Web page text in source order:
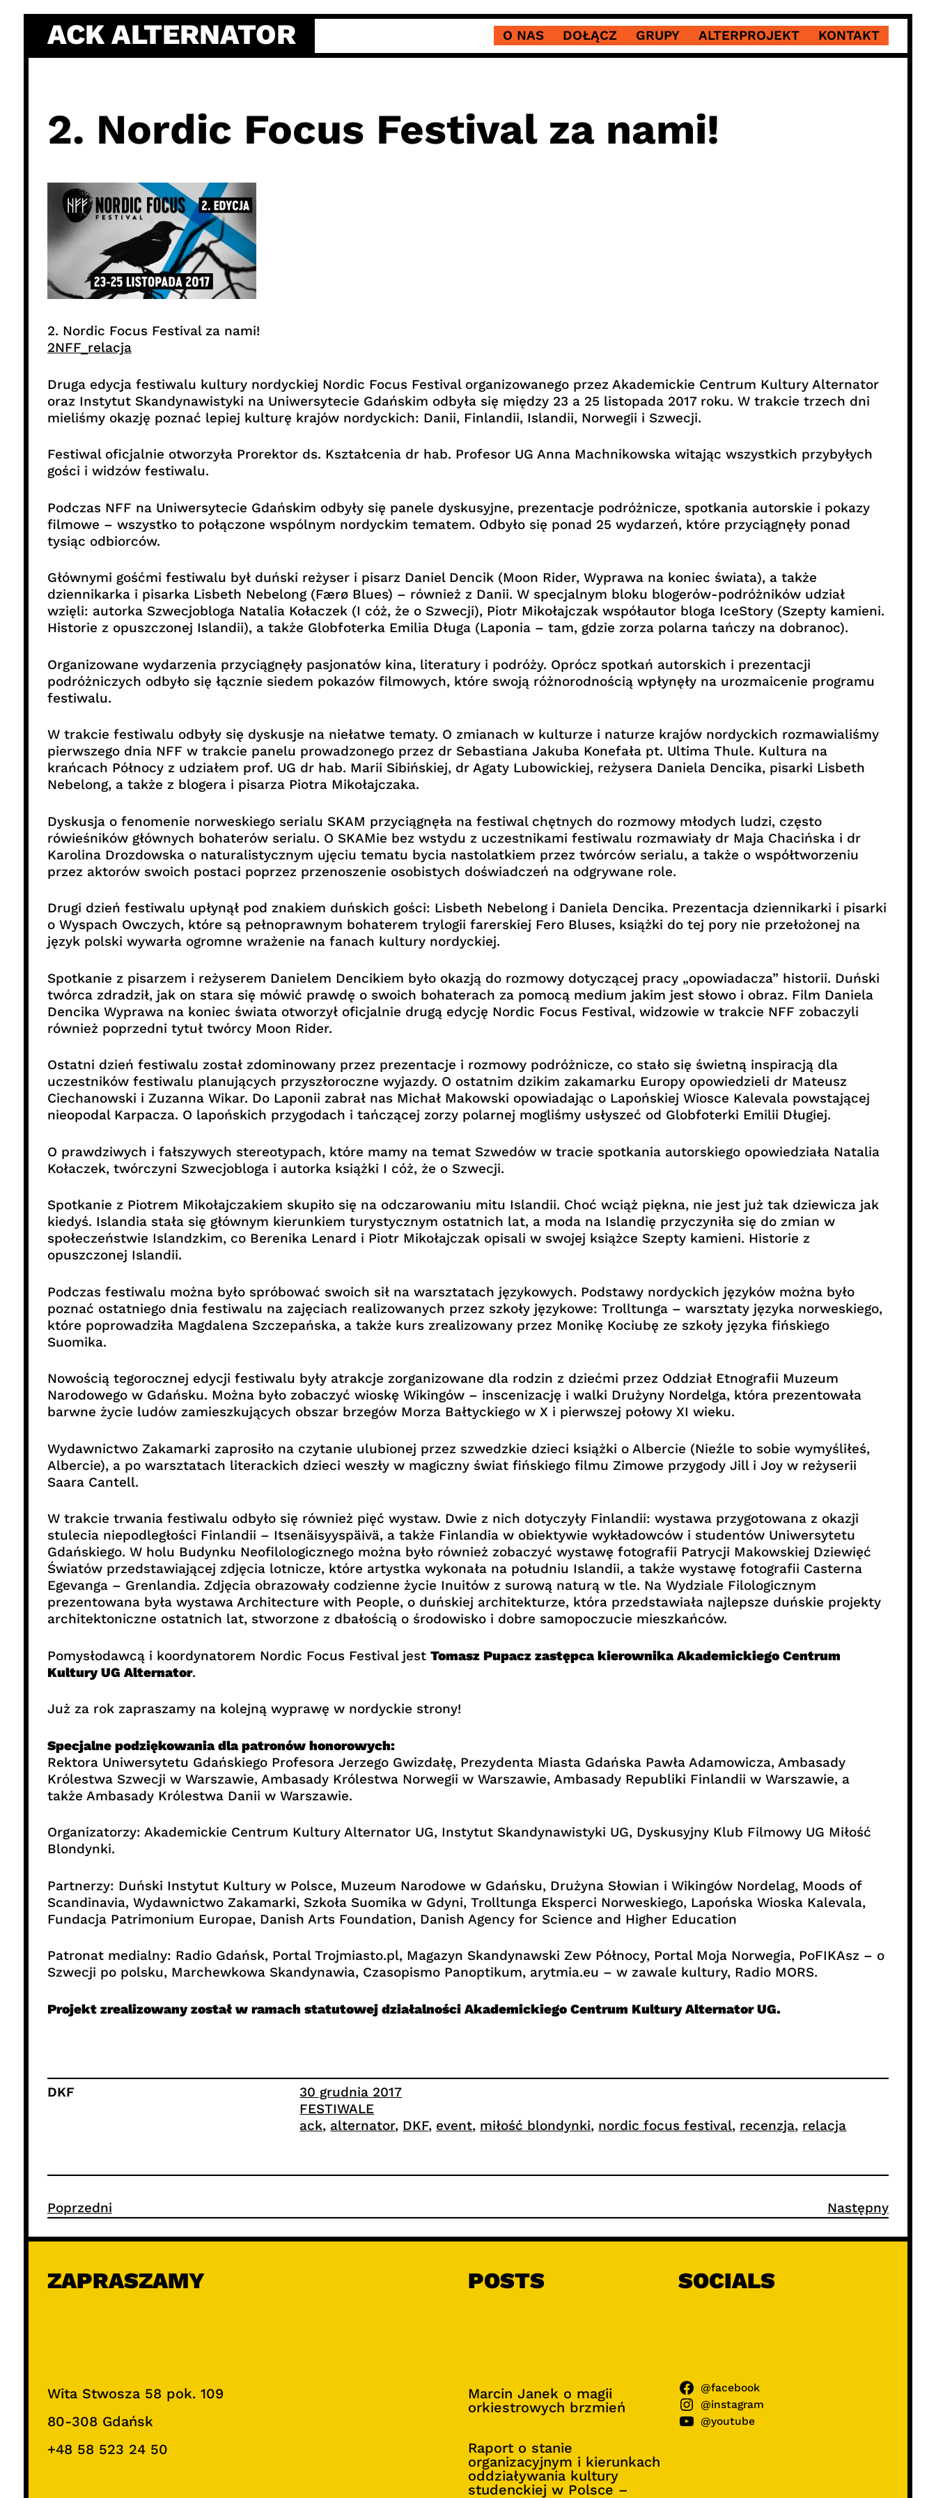
content
ACK ALTERNATOR O NAS DOŁĄCZ GRUPY ALTERPROJEKT KONTAKT
2. Nordic Focus Festival za nami!
2. Nordic Focus Festival za nami!
2NFF_relacja
Druga edycja festiwalu kultury nordyckiej Nordic Focus Festival organizowanego przez Akademickie Centrum Kultury Alternator
oraz Instytut Skandynawistyki na Uniwersytecie Gdańskim odbyła się między 23 a 25 listopada 2017 roku. W trakcie trzech dni
mieliśmy okazję poznać lepiej kulturę krajów nordyckich: Danii, Finlandii, Islandii, Norwegii i Szwecji.
Festiwal oficjalnie otworzyła Prorektor ds. Kształcenia dr hab. Profesor UG Anna Machnikowska witając wszystkich przybyłych
gości i widzów festiwalu.
Podczas NFF na Uniwersytecie Gdańskim odbyły się panele dyskusyjne, prezentacje podróżnicze, spotkania autorskie i pokazy
filmowe – wszystko to połączone wspólnym nordyckim tematem. Odbyło się ponad 25 wydarzeń, które przyciągnęły ponad
tysiąc odbiorców.
Głównymi gośćmi festiwalu był duński reżyser i pisarz Daniel Dencik (Moon Rider, Wyprawa na koniec świata), a także
dziennikarka i pisarka Lisbeth Nebelong (Færø Blues) – również z Danii. W specjalnym bloku blogerów-podróżników udział
wzięli: autorka Szwecjobloga Natalia Kołaczek (I cóż, że o Szwecji), Piotr Mikołajczak współautor bloga IceStory (Szepty kamieni.
Historie z opuszczonej Islandii), a także Globfoterka Emilia Długa (Laponia – tam, gdzie zorza polarna tańczy na dobranoc).
Organizowane wydarzenia przyciągnęły pasjonatów kina, literatury i podróży. Oprócz spotkań autorskich i prezentacji
podróżniczych odbyło się łącznie siedem pokazów filmowych, które swoją różnorodnością wpłynęły na urozmaicenie programu
festiwalu.
W trakcie festiwalu odbyły się dyskusje na niełatwe tematy. O zmianach w kulturze i naturze krajów nordyckich rozmawialiśmy
pierwszego dnia NFF w trakcie panelu prowadzonego przez dr Sebastiana Jakuba Konefała pt. Ultima Thule. Kultura na
krańcach Północy z udziałem prof. UG dr hab. Marii Sibińskiej, dr Agaty Lubowickiej, reżysera Daniela Dencika, pisarki Lisbeth
Nebelong, a także z blogera i pisarza Piotra Mikołajczaka.
Dyskusja o fenomenie norweskiego serialu SKAM przyciągnęła na festiwal chętnych do rozmowy młodych ludzi, często
rówieśników głównych bohaterów serialu. O SKAMie bez wstydu z uczestnikami festiwalu rozmawiały dr Maja Chacińska i dr
Karolina Drozdowska o naturalistycznym ujęciu tematu bycia nastolatkiem przez twórców serialu, a także o współtworzeniu
przez aktorów swoich postaci poprzez przenoszenie osobistych doświadczeń na odgrywane role.
Drugi dzień festiwalu upłynął pod znakiem duńskich gości: Lisbeth Nebelong i Daniela Dencika. Prezentacja dziennikarki i pisarki
o Wyspach Owczych, które są pełnoprawnym bohaterem trylogii farerskiej Fero Bluses, książki do tej pory nie przełożonej na
język polski wywarła ogromne wrażenie na fanach kultury nordyckiej.
Spotkanie z pisarzem i reżyserem Danielem Dencikiem było okazją do rozmowy dotyczącej pracy „opowiadacza” historii. Duński
twórca zdradził, jak on stara się mówić prawdę o swoich bohaterach za pomocą medium jakim jest słowo i obraz. Film Daniela
Dencika Wyprawa na koniec świata otworzył oficjalnie drugą edycję Nordic Focus Festival, widzowie w trakcie NFF zobaczyli
również poprzedni tytuł twórcy Moon Rider.
Ostatni dzień festiwalu został zdominowany przez prezentacje i rozmowy podróżnicze, co stało się świetną inspiracją dla
uczestników festiwalu planujących przyszłoroczne wyjazdy. O ostatnim dzikim zakamarku Europy opowiedzieli dr Mateusz
Ciechanowski i Zuzanna Wikar. Do Laponii zabrał nas Michał Makowski opowiadając o Lapońskiej Wiosce Kalevala powstającej
nieopodal Karpacza. O lapońskich przygodach i tańczącej zorzy polarnej mogliśmy usłyszeć od Globfoterki Emilii Długiej.
O prawdziwych i fałszywych stereotypach, które mamy na temat Szwedów w tracie spotkania autorskiego opowiedziała Natalia
Kołaczek, twórczyni Szwecjobloga i autorka książki I cóż, że o Szwecji.
Spotkanie z Piotrem Mikołajczakiem skupiło się na odczarowaniu mitu Islandii. Choć wciąż piękna, nie jest już tak dziewicza jak
kiedyś. Islandia stała się głównym kierunkiem turystycznym ostatnich lat, a moda na Islandię przyczyniła się do zmian w
społeczeństwie Islandzkim, co Berenika Lenard i Piotr Mikołajczak opisali w swojej książce Szepty kamieni. Historie z
opuszczonej Islandii.
Podczas festiwalu można było spróbować swoich sił na warsztatach językowych. Podstawy nordyckich języków można było
poznać ostatniego dnia festiwalu na zajęciach realizowanych przez szkoły językowe: Trolltunga – warsztaty języka norweskiego,
które poprowadziła Magdalena Szczepańska, a także kurs zrealizowany przez Monikę Kociubę ze szkoły języka fińskiego
Suomika.
Nowością tegorocznej edycji festiwalu były atrakcje zorganizowane dla rodzin z dziećmi przez Oddział Etnografii Muzeum
Narodowego w Gdańsku. Można było zobaczyć wioskę Wikingów – inscenizację i walki Drużyny Nordelga, która prezentowała
barwne życie ludów zamieszkujących obszar brzegów Morza Bałtyckiego w X i pierwszej połowy XI wieku.
Wydawnictwo Zakamarki zaprosiło na czytanie ulubionej przez szwedzkie dzieci książki o Albercie (Nieźle to sobie wymyśliłeś,
Albercie), a po warsztatach literackich dzieci weszły w magiczny świat fińskiego filmu Zimowe przygody Jill i Joy w reżyserii
Saara Cantell.
W trakcie trwania festiwalu odbyło się również pięć wystaw. Dwie z nich dotyczyły Finlandii: wystawa przygotowana z okazji
stulecia niepodległości Finlandii – Itsenäisyyspäivä, a także Finlandia w obiektywie wykładowców i studentów Uniwersytetu
Gdańskiego. W holu Budynku Neofilologicznego można było również zobaczyć wystawę fotografii Patrycji Makowskiej Dziewięć
Światów przedstawiającej zdjęcia lotnicze, które artystka wykonała na południu Islandii, a także wystawę fotografii Casterna
Egevanga – Grenlandia. Zdjęcia obrazowały codzienne życie Inuitów z surową naturą w tle. Na Wydziale Filologicznym
prezentowana była wystawa Architecture with People, o duńskiej architekturze, która przedstawiała najlepsze duńskie projekty
architektoniczne ostatnich lat, stworzone z dbałością o środowisko i dobre samopoczucie mieszkańców.
Pomysłodawcą i koordynatorem Nordic Focus Festival jest Tomasz Pupacz zastępca kierownika Akademickiego Centrum
Kultury UG Alternator.
Już za rok zapraszamy na kolejną wyprawę w nordyckie strony!
Specjalne podziękowania dla patronów honorowych:
Rektora Uniwersytetu Gdańskiego Profesora Jerzego Gwizdałę, Prezydenta Miasta Gdańska Pawła Adamowicza, Ambasady
Królestwa Szwecji w Warszawie, Ambasady Królestwa Norwegii w Warszawie, Ambasady Republiki Finlandii w Warszawie, a
także Ambasady Królestwa Danii w Warszawie.
Organizatorzy: Akademickie Centrum Kultury Alternator UG, Instytut Skandynawistyki UG, Dyskusyjny Klub Filmowy UG Miłość
Blondynki.
Partnerzy: Duński Instytut Kultury w Polsce, Muzeum Narodowe w Gdańsku, Drużyna Słowian i Wikingów Nordelag, Moods of
Scandinavia, Wydawnictwo Zakamarki, Szkoła Suomika w Gdyni, Trolltunga Eksperci Norweskiego, Lapońska Wioska Kalevala,
Fundacja Patrimonium Europae, Danish Arts Foundation, Danish Agency for Science and Higher Education
Patronat medialny: Radio Gdańsk, Portal Trojmiasto.pl, Magazyn Skandynawski Zew Północy, Portal Moja Norwegia, PoFIKAsz – o
Szwecji po polsku, Marchewkowa Skandynawia, Czasopismo Panoptikum, arytmia.eu – w zawale kultury, Radio MORS.
Projekt zrealizowany został w ramach statutowej działalności Akademickiego Centrum Kultury Alternator UG.
DKF
30 grudnia 2017
FESTIWALE
ack, alternator, DKF, event, miłość blondynki, nordic focus festival, recenzja, relacja
Poprzedni Następny
ZAPRASZAMY
Wita Stwosza 58 pok. 109
80-308 Gdańsk
+48 58 523 24 50
POSTS
Marcin Janek o magii
orkiestrowych brzmień
Raport o stanie
organizacyjnym i kierunkach
oddziaływania kultury
studenckiej w Polsce –
SOCIALS
@facebook
@instagram
@youtube